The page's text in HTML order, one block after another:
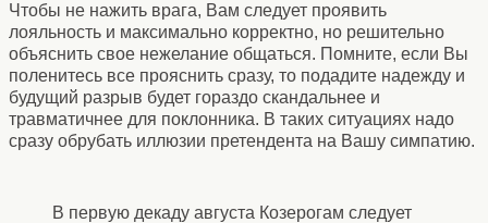
Чтобы не нажить врага, Вам следует проявить
лояльность и максимально корректно, но решительно
объяснить свое нежелание общаться. Помните, если Вы
поленитесь все прояснить сразу, то подадите надежду и
будущий разрыв будет гораздо скандальнее и
травматичнее для поклонника. В таких ситуациях надо
сразу обрубать иллюзии претендента на Вашу симпатию.
В первую декаду августа Козерогам следует